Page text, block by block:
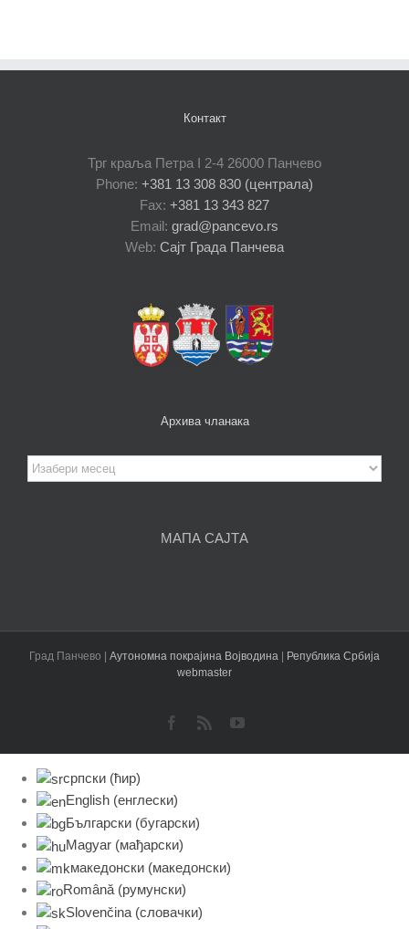
Контакт
Трг краља Петра I 2-4 26000 Панчево
Phone: +381 13 308 830 (централа)
Fax: +381 13 343 827
Email: grad@pancevo.rs
Web: Сајт Града Панчева
Архива чланака
Архива
чланака
МАПА САЈТА
Град Панчево | Аутономна покрајина Војводина | Република Србија
webmaster
Facebook
Rss YouTube
српски (ћир)
English (енглески)
Български (бугарски)
Magyar (мађарски)
македонски (македонски)
Română(румунски)
Slovenčina (словачки)